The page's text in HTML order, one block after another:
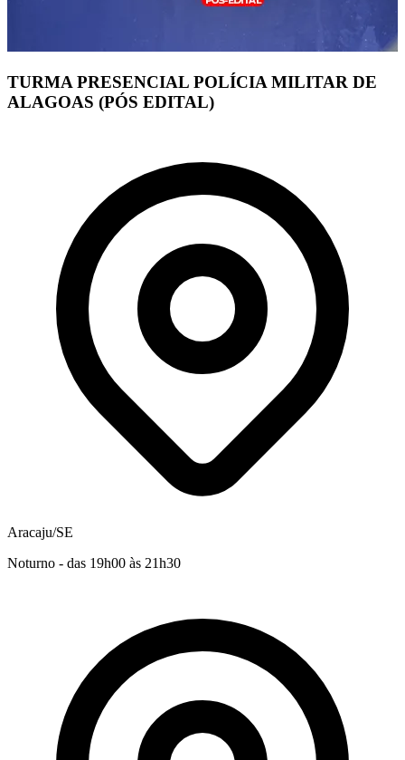
TURMA PRESENCIAL POLÍCIA MILITAR DE
ALAGOAS (PÓS EDITAL)
Aracaju/SE
Noturno - das 19h00 às 21h30